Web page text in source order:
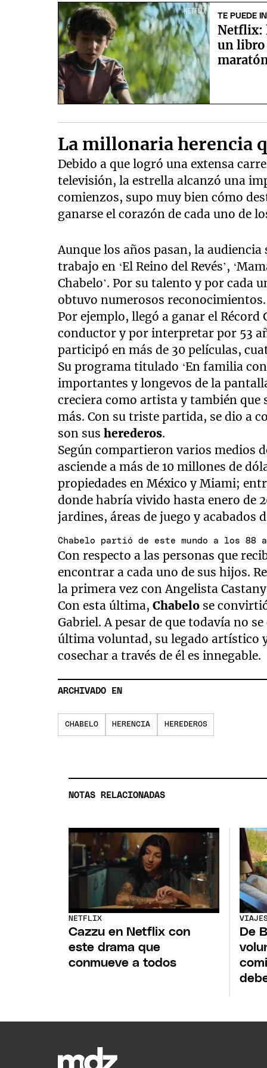
3
minutes,
12
secondsVolume
90%
TE PUEDE
Netflix:
un libro
La millonaria herencia
Debido a que logró una extensa
televisión, la estrella alcanzó una
comienzos, supo muy bien cómo
ganarse el corazón de cada uno de
Aunque los años pasan, la
trabajo en ‘El Reino del Revés’,
Chabelo’. Por su talento y por cada
obtuvo numerosos reconocimientos.
Por ejemplo, llegó a ganar el
conductor y por interpretar por 53
participó en más de 30 películas,
Su programa titulado ‘En familia
importantes y longevos de la
creciera como artista y también que
más. Con su triste partida, se dio a
son susherederos.
Según compartieron varios medios
asciende a más de 10 millones de
propiedades en México y Miami;
donde habría vivido hasta enero de
jardines, áreas de juego y acabados
Chabelo partió de este mundo a los 88
Con respecto a las personas que
encontrar a cada uno de sus hijos.
la primera vez con Angelista
Con esta última,Chabelo se
Gabriel. A pesar de que todavía no
última voluntad, su legado artístico
cosechar a través de él es innegable.
ARCHIVADO EN
CHABELO HERENCIA HEREDEROS
NOTAS RELACIONADAS
NETFLIX
Cazzu en Netflix con
este drama que
conmueve a todos
De